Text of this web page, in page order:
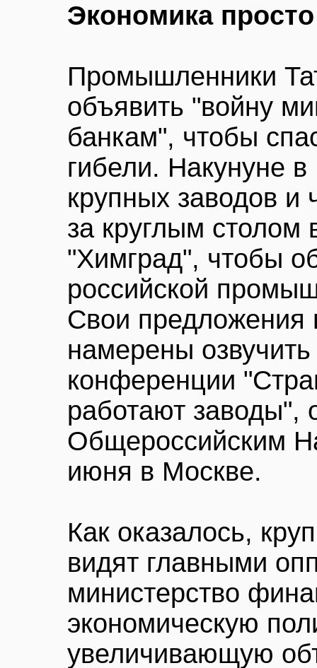
Экономика
Промышленники
объявить "войну
банкам", чтобы
гибели. Накунуне
крупных заводов и
за круглым столом
"Химград", чтобы
российской
Свои предложения
намерены
конференции
работают заводы",
Общероссийским
июня в Москве.
Как оказалось,
видят главными
министерство
экономическую
увеличивающую